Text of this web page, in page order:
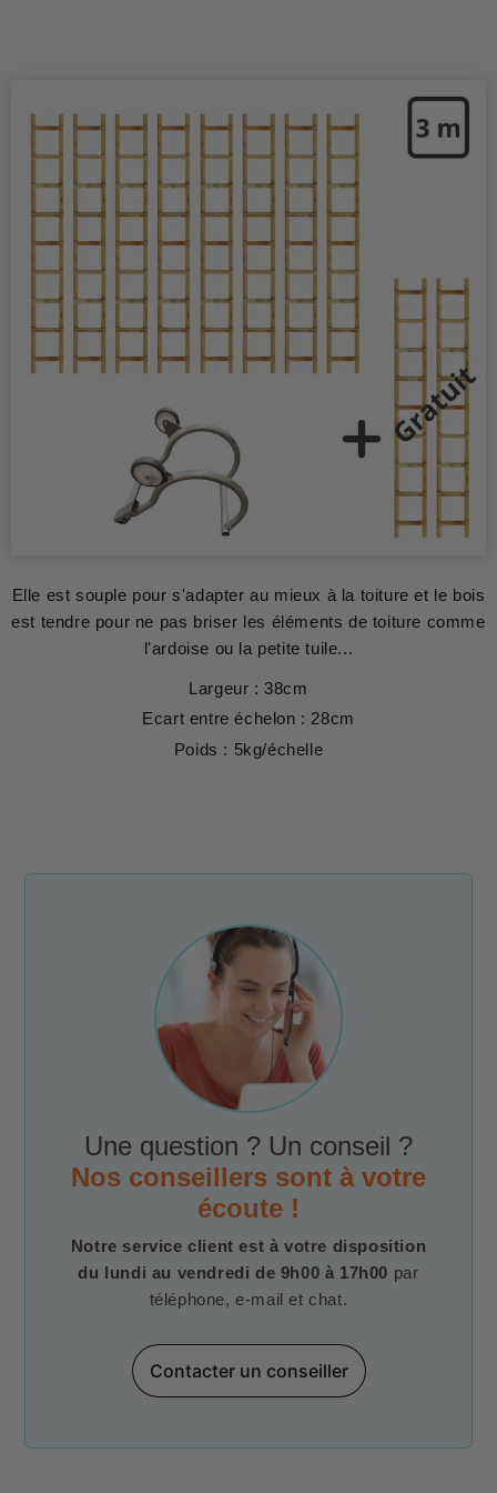
Elle est souple pour s'adapter au mieux à la toiture et le bois
est tendre pour ne pas briser les éléments de toiture comme
l'ardoise ou la petite tuile...
Largeur : 38cm
Ecart entre échelon : 28cm
Poids : 5kg/échelle
Une question ? Un conseil ?
Nos conseillers sont à votre
écoute !
Notre service client est à votre disposition
du lundi au vendredi de 9h00 à 17h00 par
téléphone, e-mail et chat.
Contacter un conseiller